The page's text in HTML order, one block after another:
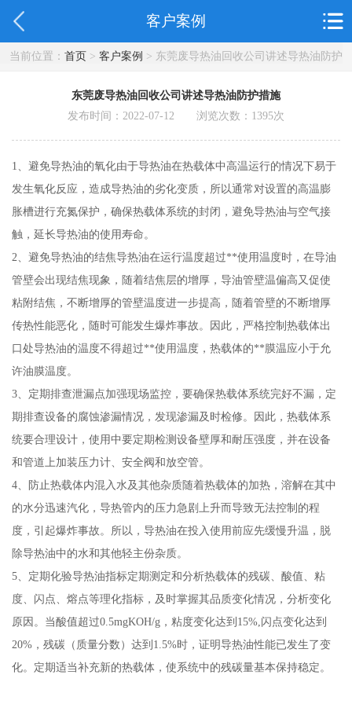
客户案例
当前位置： 首页> 客户案例 > 东莞废导热油回收公司讲述导热油防护
东莞废导热油回收公司讲述导热油防护措施
发布时间：2022-07-12 浏览次数： 1395次
1、避免导热油的氧化由于导热油在热载体中高温运行的情况下易于
发生氧化反应，造成导热油的劣化变质，所以通常对设置的高温膨
胀槽进行充氮保护，确保热载体系统的封闭，避免导热油与空气接
触，延长导热油的使用寿命。
2、避免导热油的结焦导热油在运行温度超过**使用温度时，在导油
管壁会出现结焦现象，随着结焦层的增厚，导油管壁温偏高又促使
粘附结焦，不断增厚的管壁温度进一步提高，随着管壁的不断增厚
传热性能恶化，随时可能发生爆炸事故。因此，严格控制热载体出
口处导热油的温度不得超过**使用温度，热载体的**膜温应小于允
许油膜温度。
3、定期排查泄漏点加强现场监控，要确保热载体系统完好不漏，定
期排查设备的腐蚀渗漏情况，发现渗漏及时检修。因此，热载体系
统要合理设计，使用中要定期检测设备壁厚和耐压强度，并在设备
和管道上加装压力计、安全阀和放空管。
4、防止热载体内混入水及其他杂质随着热载体的加热，溶解在其中
的水分迅速汽化，导热管内的压力急剧上升而导致无法控制的程
度，引起爆炸事故。所以，导热油在投入使用前应先缓慢升温，脱
除导热油中的水和其他轻主份杂质。
5、定期化验导热油指标定期测定和分析热载体的残碳、酸值、粘
度、闪点、熔点等理化指标，及时掌握其品质变化情况，分析变化
原因。当酸值超过0.5mgKOH/g，粘度变化达到15%,闪点变化达到
20%，残碳（质量分数）达到1.5%时，证明导热油性能已发生了变
化。定期适当补充新的热载体，使系统中的残碳量基本保持稳定。